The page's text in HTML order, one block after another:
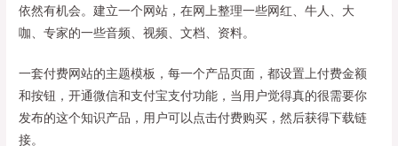
依然有机会。建立一个网站，在网上整理一些网红、牛人、大
咖、专家的一些音频、视频、文档、资料。
一套付费网站的主题模板，每一个产品页面，都设置上付费金额
和按钮，开通微信和支付宝支付功能，当用户觉得真的很需要你
发布的这个知识产品，用户可以点击付费购买，然后获得下载链
接。